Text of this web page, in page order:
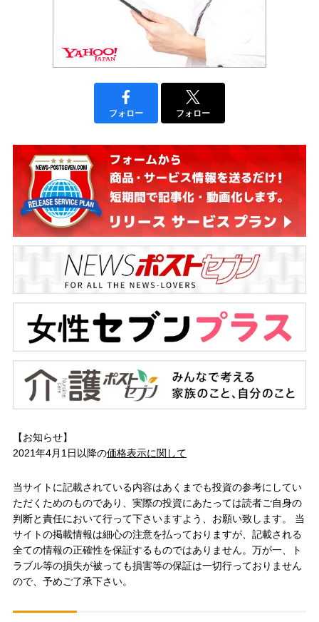
フォロー フォロー
【お知らせ】
2021年4月1日以降の価格表示に関して
当サイトに記載されている内容はあくまでも投資の参考にしてい
ただくためのものであり、実際の投資にあたっては読者ご自身の
判断と責任において行って下さいますよう、お願い致します。 当
サイトの掲載情報は細心の注意を払っておりますが、記載される
全ての情報の正確性を保証するものではありません。万が一、ト
ラブル等の損失が被っても損害等の保証は一切行っておりません
ので、予めご了承下さい。